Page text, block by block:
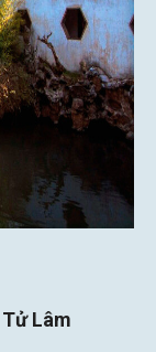
Lâm